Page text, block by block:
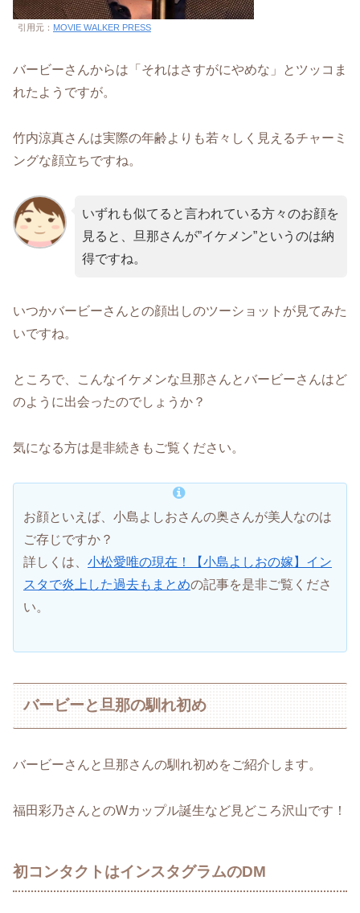
引用元： MOVIE WALKER PRESS
バービーさんからは「それはさすがにやめな」とツッコま
れたようですが。
竹内涼真さんは実際の年齢よりも若々しく見えるチャーミ
ングな顔立ちですね。
いずれも似てると言われている方々のお顔を
見ると、旦那さんが”イケメン”というのは納
得ですね。
いつかバービーさんとの顔出しのツーショットが見てみた
いですね。
ところで、こんなイケメンな旦那さんとバービーさんはど
のように出会ったのでしょうか？
気になる方は是非続きもご覧ください。
お顔といえば、小島よしおさんの奥さんが美人なのは
ご存じですか？
詳しくは、 小松愛唯の現在！【小島よしおの嫁】イン
スタで炎上した過去もまとめの記事を是非ご覧くださ
い。
バービーと旦那の馴れ初め
バービーさんと旦那さんの馴れ初めをご紹介します。
福田彩乃さんとのWカップル誕生など見どころ沢山です！
初コンタクトはインスタグラムのDM